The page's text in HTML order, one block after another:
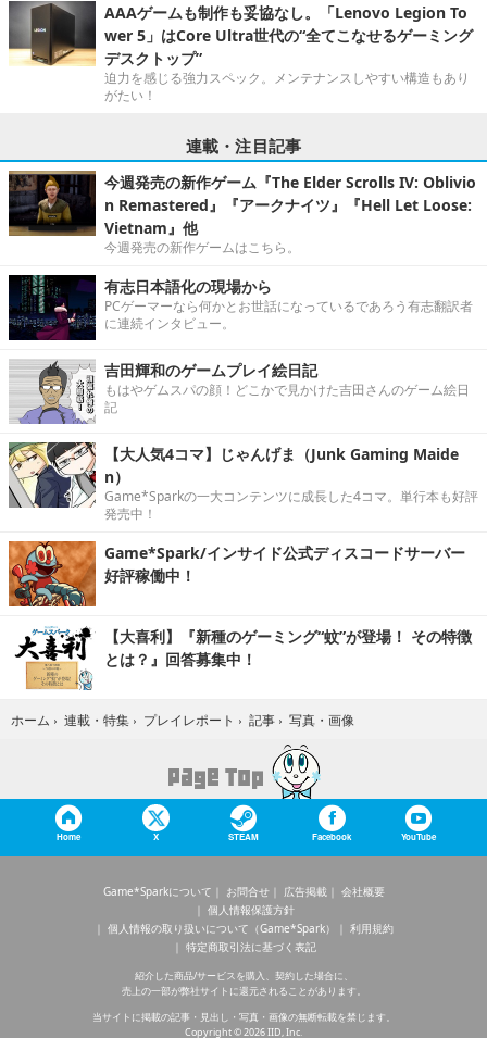
AAAゲームも制作も妥協なし。「Lenovo Legion To
wer 5」はCore Ultra世代の“全てこなせるゲーミング
デスクトップ”
迫力を感じる強力スペック。メンテナンスしやすい構造もあり
がたい！
連載・注目記事
今週発売の新作ゲーム『The Elder Scrolls IV: Oblivio
n Remastered』『アークナイツ』『Hell Let Loose:
Vietnam』他
今週発売の新作ゲームはこちら。
有志日本語化の現場から
PCゲーマーなら何かとお世話になっているであろう有志翻訳者
に連続インタビュー。
吉田輝和のゲームプレイ絵日記
もはやゲムスパの顔！どこかで見かけた吉田さんのゲーム絵日
記
【大人気4コマ】じゃんげま（Junk Gaming Maide
n）
Game*Sparkの一大コンテンツに成長した4コマ。単行本も好評
発売中！
Game*Spark/インサイド公式ディスコードサーバー
好評稼働中！
【大喜利】『新種のゲーミング“蚊”が登場！ その特徴
とは？』回答募集中！
ホーム › 連載・特集 › プレイレポート › 記事 › 写真・画像
Home X STEAM Facebook YouTube
Game*Sparkについて お問合せ 広告掲載
会社概要
個人情報保護方針
個人情報の取り扱いについて（Game*Spark）
利用規約
特定商取引法に基づく表記
紹介した商品/サービスを購入、契約した場合に、
売上の一部が弊社サイトに還元されることがあります。
当サイトに掲載の記事・見出し・写真・画像の無断転載を禁じます。
Copyright © 2026 IID, Inc.